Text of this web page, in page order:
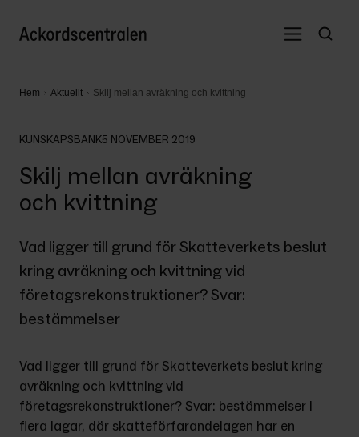
Hem Aktuellt Skilj mellan avräkning och kvittning
KUNSKAPSBANK5 NOVEMBER 2019
Skilj mellan avräkning
och kvittning
Vad ligger till grund för Skatteverkets beslut
kring avräkning och kvittning vid
företagsrekonstruktioner? Svar:
bestämmelser
Vad ligger till grund för Skatteverkets beslut kring
avräkning och kvittning vid
företagsrekonstruktioner? Svar: bestämmelser i
flera lagar, där skatteförfarandelagen har en